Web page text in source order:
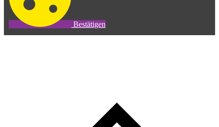
Bestätigen